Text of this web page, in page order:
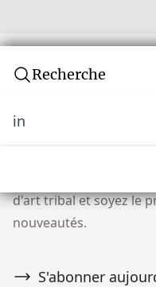
Recherche
in
Newsletter
notre communauté
d'art tribal et soyez le
nouveautés.
S'abonner